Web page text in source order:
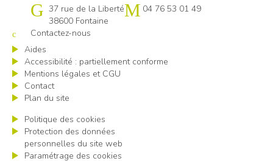
Cap emploi 38
37 rue de la Liberté
38600 Fontaine
04 76 53 01 49
Contactez-nous
Aides
Accessibilité : partiellement conforme
Mentions légales et CGU
Contact
Plan du site
Politique des cookies
Protection des données
personnelles du site web
Paramétrage des cookies